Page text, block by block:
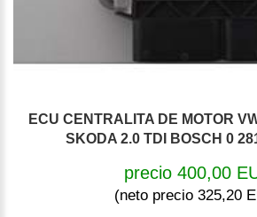
ECU CENTRALITA DE MOTOR
SKODA 2.0 TDI BOSCH 0
precio 400,00
(neto precio 325,20